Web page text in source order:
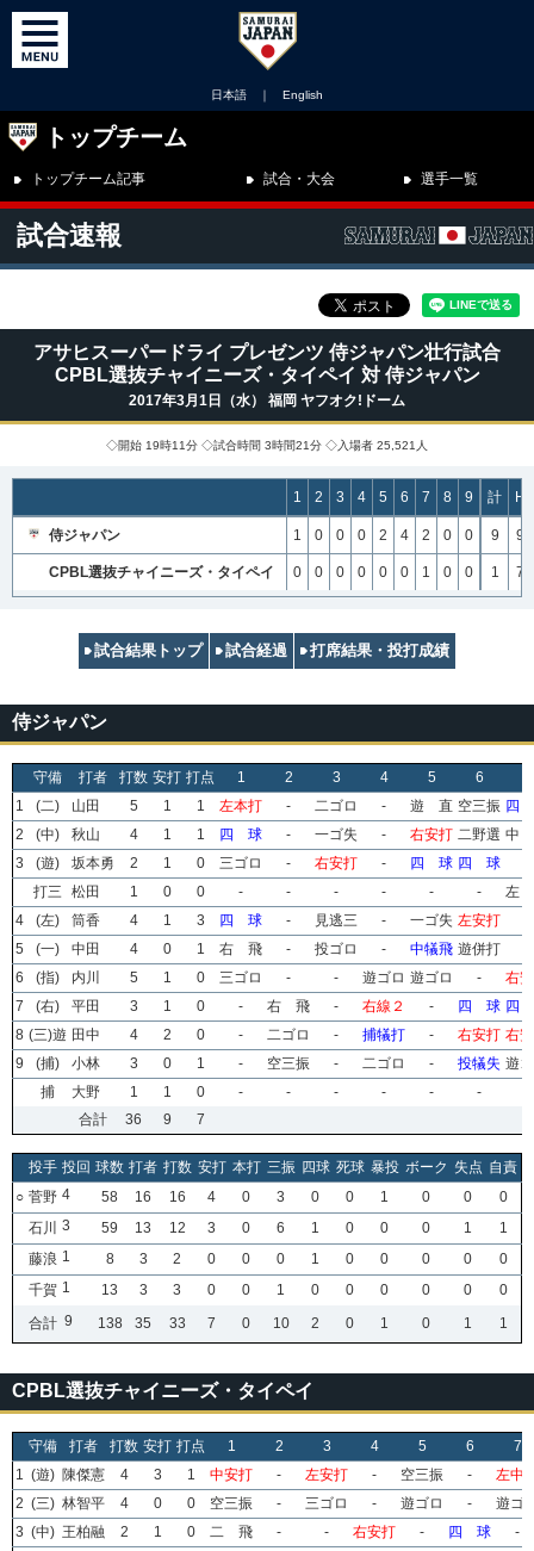
日本語 ｜ English
トップチーム
トップチーム記事 試合・大会 選手一覧
試合速報
アサヒスーパードライ プレゼンツ 侍ジャパン壮行試合
CPBL選抜チャイニーズ・タイペイ 対 侍ジャパン
2017年3月1日（水） 福岡 ヤフオク!ドーム
◇開始 19時11分 ◇試合時間 3時間21分 ◇入場者 25,521人
1 2 3 4 5 6 7 8 9 計 H
侍ジャパン 1 0 0 0 2 4 2 0 0 9 9
CPBL選抜チャイニーズ・タイペイ 0 0 0 0 0 0 1 0 0 1 7
試合結果トップ 試合経過 打席結果・投打成績
侍ジャパン
守備 打者 打数 安打 打点 1 2 3 4 5 6
1
(二) 山田 5 1 1 左本打 - 二ゴロ - 遊 直 空三振 四
2
(中) 秋山 4 1 1 四 球 - 一ゴ失 - 右安打 二野選 中
3
(遊) 坂本勇 2 1 0 三ゴロ - 右安打 - 四 球 四 球
打三
松田 1 0 0 - - - - - -
左
4
(左) 筒香 4 1 3 四 球 - 見逃三 - 一ゴ失 左安打
5
(一) 中田 4 0 1 右 飛 - 投ゴロ - 中犠飛 遊併打
6
(指) 内川 5 1 0 三ゴロ - - 遊ゴロ 遊ゴロ -
右
7
(右) 平田 3 1 0 - 右 飛 - 右線２ - 四 球 四
8 (三)遊 田中 4 2 0 - 二ゴロ - 捕犠打 - 右安打 右
9
(捕) 小林 3 0 1 - 空三振 - 二ゴロ - 投犠失 遊
捕
大野 1 1 0 - - - - - -
合計
36 9 7
投手 投回 球数 打者 打数 安打 本打 三振 四球 死球 暴投 ボーク 失点 自責
○ 菅野 4 58 16 16 4 0 3 0 0 1 0 0
0
石川
3 59 13 12 3 0 6 1 0 0 0 1
1
藤浪 1 8 3 2 0 0 0 1 0 0 0 0
0
千賀 1 13 3 3 0 0 1 0 0 0 0 0
0
合計 9 138 35 33 7 0 10 2 0 1 0 1 1
CPBL選抜チャイニーズ・タイペイ
守備 打者 打数 安打 打点 1 2 3 4 5 6
7
1 (遊) 陳傑憲 4 3 1 中安打 - 左安打 - 空三振 -
左中
2 (三) 林智平 4 0 0 空三振 - 三ゴロ - 遊ゴロ -
遊ゴ
3 (中) 王柏融 2 1 0 二 飛 - - 右安打 - 四 球
-